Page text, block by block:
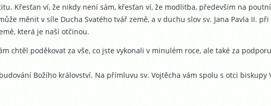
Křesťan ví, že nikdy není sám, křesťan ví, že modlitba, především na
měnit v síle Ducha Svatého tvář země, a v duchu slov sv. Jana Pavla II.
která je naší otčinou.
chtěl poděkovat za vše, co jste vykonali v minulém roce, ale také za
Božího království. Na přímluvu sv. Vojtěcha vám spolu s otci biskupy